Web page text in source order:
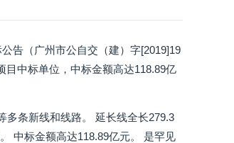
告（广州市公自交（建）字[2019]19
中标单位，中标金额高达118.89亿
多条新线和线路。 延长线全长279.3
中标金额高达118.89亿元。 是罕见